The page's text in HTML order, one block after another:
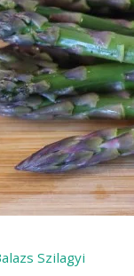
Szilagyi